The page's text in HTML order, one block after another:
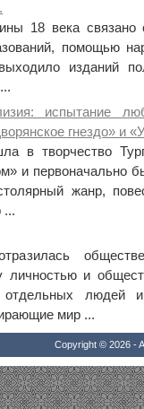
18 века связано
помощью
изданий
испытание
гнездо» и
в творчество
и первоначально
жанр,
...
личностью и
людей и
мир ...
Copyright © 2026 -